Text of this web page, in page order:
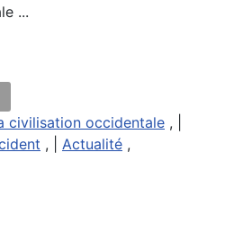
...
civilisation occidentale , |
, | Actualité ,